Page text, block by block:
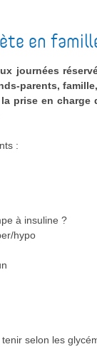
en
journées
parents,
prise en charge
:
à insuline ?
hypo
selon les